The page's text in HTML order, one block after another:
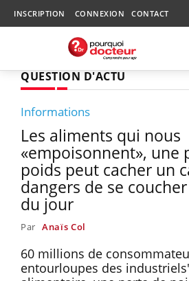
INSCRIPTION CONNEXION CONTACT
QUESTION D'ACTU
Informations
Les aliments qui nous
«empoisonnent», une
poids peut cacher un
dangers de se
du jour
Par Anaïs Col
60 millions de
entourloupes des